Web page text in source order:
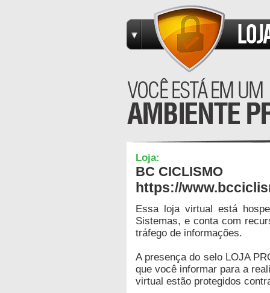
Loja:
BC CICLISMO
https://
Essa loja virtual está
Sistemas, e conta com
tráfego de informações.
A presença do selo LOJA
que você informar para a
virtual estão protegidos